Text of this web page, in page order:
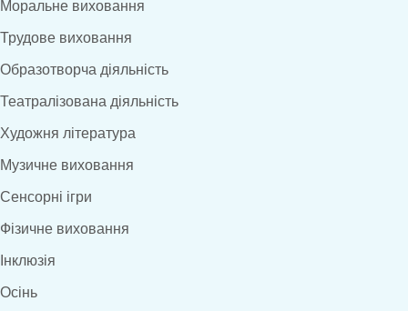
Моральне виховання
Трудове виховання
Образотворча діяльність
Театралізована діяльність
Художня література
Музичне виховання
Сенсорні ігри
Фізичне виховання
Інклюзія
Осінь